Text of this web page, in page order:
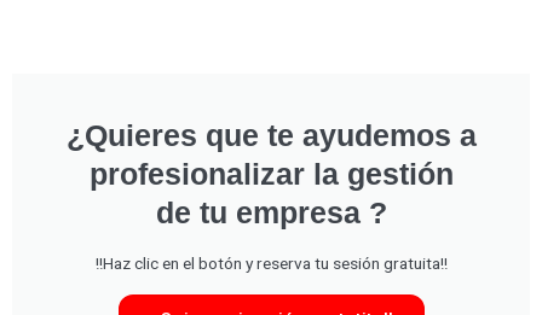
¿Quieres que te ayudemos a
profesionalizar la gestión
de tu empresa ?
!!Haz clic en el botón y reserva tu sesión gratuita!!